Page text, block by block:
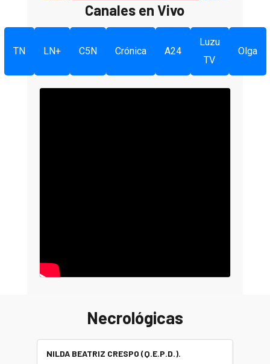
Canales en Vivo
TN LN+ C5N Crónica A24
Luzu
TV
Olga
Necrológicas
NILDA BEATRIZ CRESPO (Q.E.P.D.).